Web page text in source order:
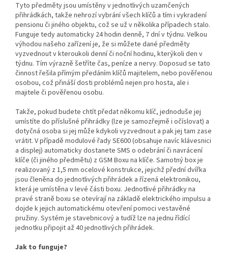
Tyto předměty jsou umístěny v jednotlivých uzamčených
přihrádkách, takže nehrozí vybrání všech klíčů a tím i vykradení
pensionu či jiného objektu, což se už v několika případech stalo.
Funguje tedy automaticky 24 hodin denně, 7 dní v týdnu. Velkou
výhodou našeho zařízení je, že si můžete dané předměty
vyzvednout v kteroukoli denní či noční hodinu, kterýkoli den v
týdnu. Tím výrazně šetříte čas, peníze a nervy. Doposud se tato
činnost řešila přímým předáním klíčů majitelem, nebo pověřenou
osobou, což přináší dosti problémů nejen pro hosta, ale i
majitele či pověřenou osobu.
Takže, pokud budete chtít předat někomu klíč, jednoduše jej
umístíte do příslušné přihrádky (lze je samozřejmě i očíslovat) a
dotyčná osoba si jej může kdykoli vyzvednout a pak jej tam zase
vrátit. V případě modulové řady SE600 (obsahuje navíc klávesnici
a displej) automaticky dostanete SMS o odebrání či navrácení
klíče (či jiného předmětu) z GSM Boxu na klíče. Samotný box je
realizovaný z 1,5 mm ocelové konstrukce, jejichž přední dvířka
jsou členěna do jednotlivých přihrádek a řízená elektronikou,
která je umístěna v levé části boxu. Jednotlivé přihrádky na
pravé straně boxu se otevírají na základě elektrického impulsu a
dojde k jejich automatickému otevření pomoci vestavěné
pružiny. Systém je stavebnicový a tudíž lze na jednu řídící
jednotku připojit až 40 jednotlivých přihrádek.
Jak to funguje?